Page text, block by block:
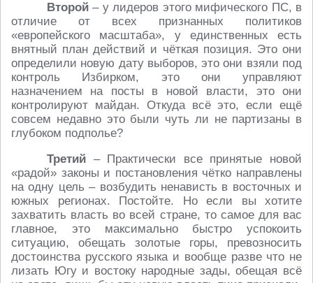
Второй – у лидеров этого мифического ПС, в
отличие от всех признанных политиков
«европейского масштаба», у единственных есть
внятный план действий и чёткая позиция. Это они
определили новую дату выборов, это они взяли под
контроль Избирком, это они управляют
назначением на посты в новой власти, это они
контролируют майдан. Откуда всё это, если ещё
совсем недавно это были чуть ли не партизаны в
глубоком подполье?
Третий – Практически все принятые новой
«радой» законы и постановления чётко направлены
на одну цель – возбудить ненависть в восточных и
южных регионах. Постойте. Но если вы хотите
захватить власть во всей стране, то самое для вас
главное, это максимально быстро успокоить
ситуацию, обещать золотые горы, превозносить
достоинства русского языка и вообще разве что не
лизать Югу и востоку народные зады, обещая всё